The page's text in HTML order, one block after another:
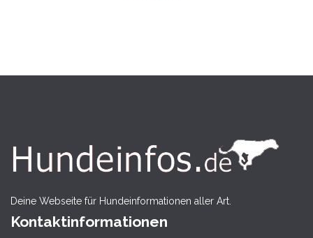
Deine Webseite für Hundeinformationen aller Art.
Kontaktinformationen